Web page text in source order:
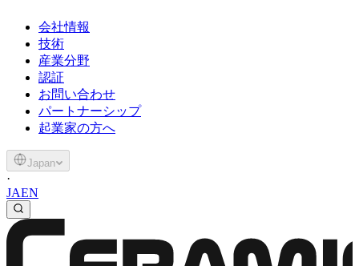
会社情報
技術
産業分野
認証
お問い合わせ
パートナーシップ
起業家の方へ
Japan
·
JAEN